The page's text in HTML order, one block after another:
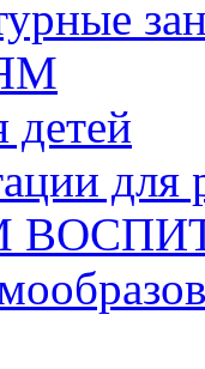
детей
для